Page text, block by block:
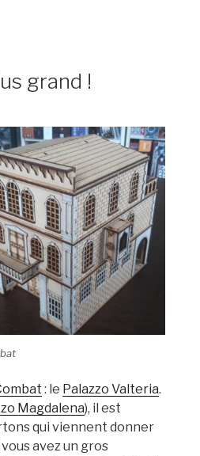
grand !
: le Palazzo Valteria.
Magdalena), il est
qui viennent donner
avez un gros